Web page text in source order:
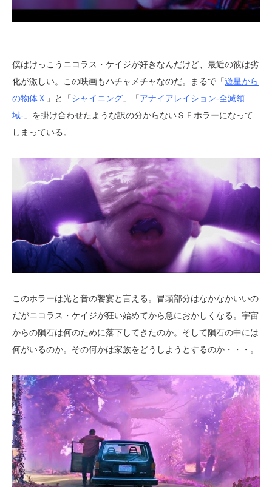
僕はけっこうニコラス・ケイジが好きなんだけど、最近の彼は劣
化が激しい。この映画もハチャメチャなのだ。まるで「遊星から
の物体Ｘ 」と「シャイニング 」「アナイアレイション-全滅領
域- 」を掛け合わせたような訳の分からないＳＦホラーになって
しまっている。
このホラーは光と音の饗宴と言える。冒頭部分はなかなかいいの
だがニコラス・ケイジが狂い始めてから急におかしくなる。宇宙
からの隕石は何のために落下してきたのか。そして隕石の中には
何がいるのか。その何かは家族をどうしようとするのか・・・。